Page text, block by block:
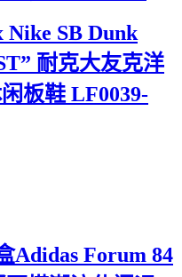
Nike SB Dunk
耐克大友克洋
板鞋 LF0039-
Adidas Forum 84